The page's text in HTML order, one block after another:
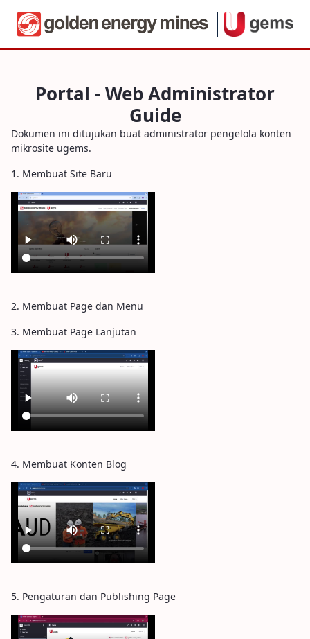
Portal - Web Administrator Guide
Portal - Web Administrator
Guide
Dokumen ini ditujukan buat administrator pengelola konten
mikrosite ugems.
1. Membuat Site Baru
2. Membuat Page dan Menu
3. Membuat Page Lanjutan
4. Membuat Konten Blog
5. Pengaturan dan Publishing Page